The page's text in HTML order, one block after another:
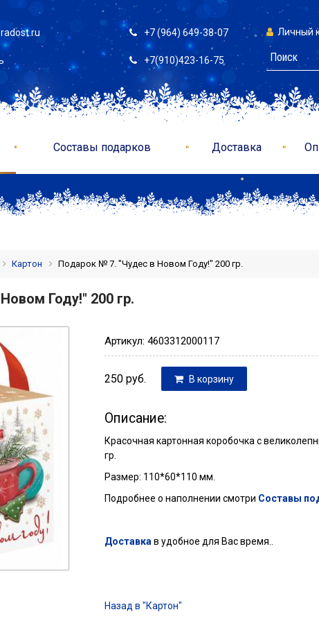
+7 (964) 649-38-07
+7(910)423-16-75
Личный
Составы подарков Доставка
Картон Подарок № 7. "Чудес в Новом Году!" 200 гр.
Году!" 200 гр.
Артикул: 4603312000117
250 руб. В корзину
Описание:
Красочная картонная коробочка с
гр.
Размер: 110*60*110 мм.
Подробнее о наполнении смотри Составы
Доставка в удобное для Вас время..
Назад в "Картон"